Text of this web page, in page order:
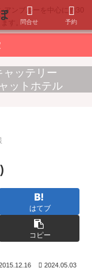
アンブルーを中心に約30
す。
ャッテリー
ットホテル
はてブ
コピー
2024.05.03
問合せ 予約